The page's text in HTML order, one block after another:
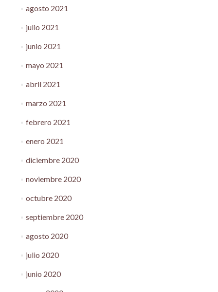
agosto 2021
julio 2021
junio 2021
mayo 2021
abril 2021
marzo 2021
febrero 2021
enero 2021
diciembre 2020
noviembre 2020
octubre 2020
septiembre 2020
agosto 2020
julio 2020
junio 2020